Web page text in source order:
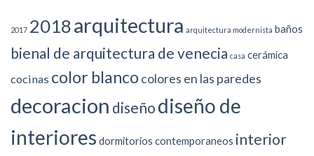
2017 2018arquitectura arquitectura modernista baños
bienal de arquitectura de venecia casa cerámica
cocinas color blanco colores en las paredes
decoracion diseño diseño de
interiores dormitorios contemporaneos interior